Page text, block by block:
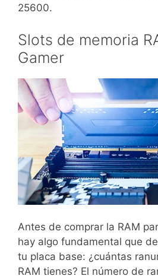
25600.
Slots de memoria
Gamer
Antes de comprar la RAM
hay algo fundamental que
tu placa base: ¿cuántas
RAM tienes? El número de